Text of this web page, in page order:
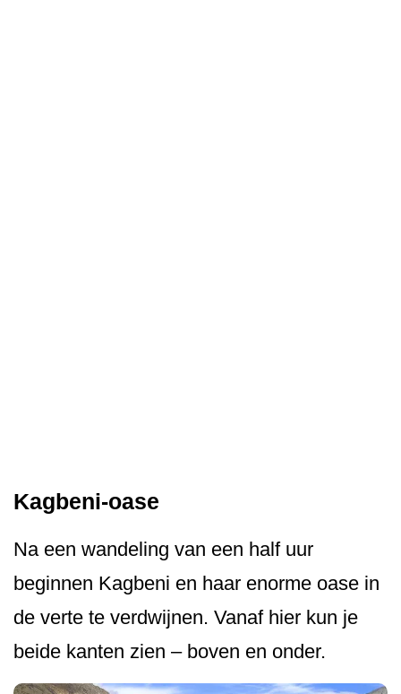
Kagbeni-oase
Na een wandeling van een half uur
beginnen Kagbeni en haar enorme oase in
de verte te verdwijnen. Vanaf hier kun je
beide kanten zien – boven en onder.